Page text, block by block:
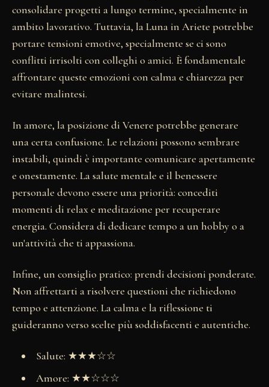
consolidare progetti a lungo termine, specialmente in
ambito lavorativo. Tuttavia, la Luna in Ariete potrebbe
portare tensioni emotive, specialmente se ci sono
conflitti irrisolti con colleghi o amici. È fondamentale
affrontare queste emozioni con calma e chiarezza per
evitare malintesi.
In amore, la posizione di Venere potrebbe generare
una certa confusione. Le relazioni possono sembrare
instabili, quindi è importante comunicare apertamente
e onestamente. La salute mentale e il benessere
personale devono essere una priorità: concediti
momenti di relax e meditazione per recuperare
energia. Considera di dedicare tempo a un hobby o a
un'attività che ti appassiona.
Infine, un consiglio pratico: prendi decisioni ponderate.
Non affrettarti a risolvere questioni che richiedono
tempo e attenzione. La calma e la riflessione ti
guideranno verso scelte più soddisfacenti e autentiche.
Salute: ★★★☆☆
Amore: ★★☆☆☆